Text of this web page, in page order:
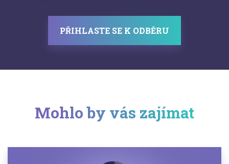
PŘIHLASTE SE K ODBĚRU
Mohlo by vás zajímat